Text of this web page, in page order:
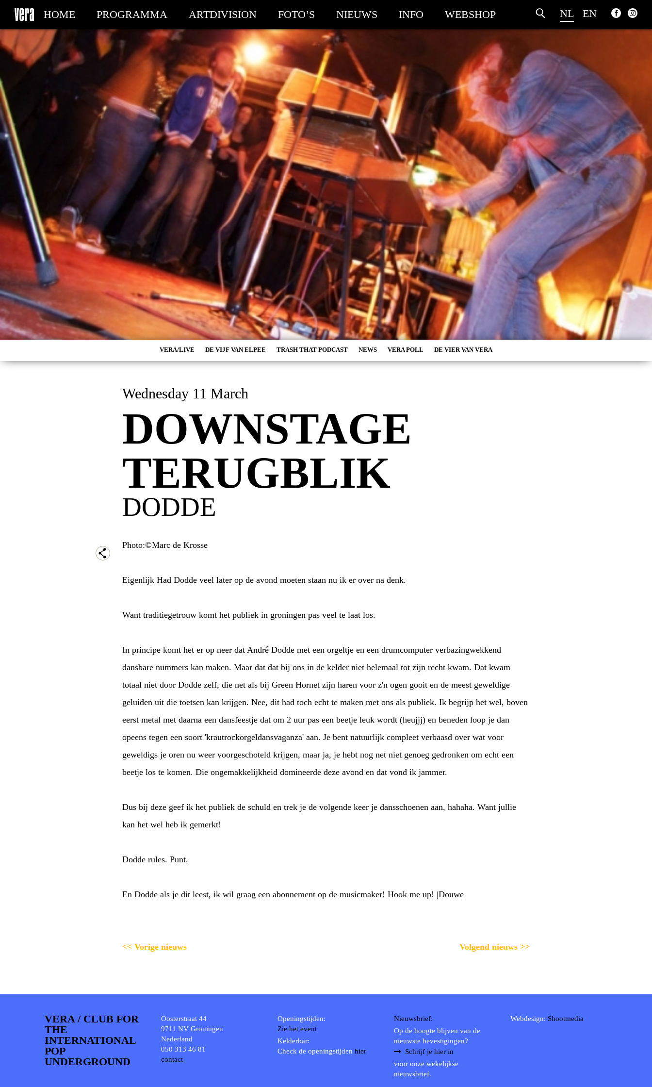
NL EN
HOME PROGRAMMA ARTDIVISION FOTO’S NIEUWS INFO WEBSHOP
MIJN TICKETS
VERA/LIVE DE VIJF VAN ELPEE TRASH THAT PODCAST NEWS VERA POLL DE VIER VAN VERA
Wednesday 11 March
DOWNSTAGE
TERUGBLIK
DODDE
Photo:©Marc de Krosse
Eigenlijk Had Dodde veel later op de avond moeten staan nu ik er over na denk.
Want traditiegetrouw komt het publiek in groningen pas veel te laat los.
In principe komt het er op neer dat André Dodde met een orgeltje en een drumcomputer verbazingwekkend
dansbare nummers kan maken. Maar dat dat bij ons in de kelder niet helemaal tot zijn recht kwam. Dat kwam
totaal niet door Dodde zelf, die net als bij Green Hornet zijn haren voor z'n ogen gooit en de meest geweldige
geluiden uit die toetsen kan krijgen. Nee, dit had toch echt te maken met ons als publiek. Ik begrijp het wel, boven
eerst metal met daarna een dansfeestje dat om 2 uur pas een beetje leuk wordt (heujjj) en beneden loop je dan
opeens tegen een soort 'krautrockorgeldansvaganza' aan. Je bent natuurlijk compleet verbaasd over wat voor
geweldigs je oren nu weer voorgeschoteld krijgen, maar ja, je hebt nog net niet genoeg gedronken om echt een
beetje los te komen. Die ongemakkelijkheid domineerde deze avond en dat vond ik jammer.
Dus bij deze geef ik het publiek de schuld en trek je de volgende keer je dansschoenen aan, hahaha. Want jullie
kan het wel heb ik gemerkt!
Dodde rules. Punt.
En Dodde als je dit leest, ik wil graag een abonnement op de musicmaker! Hook me up! |Douwe
<< Vorige nieuws Volgend nieuws >>
VERA / CLUB FOR
THE
INTERNATIONAL
POP
UNDERGROUND
Oosterstraat 44
9711 NV Groningen
Nederland
050 313 46 81
contact
Openingstijden:
Zie het event
Kelderbar:
Check de openingstijden hier
Nieuwsbrief:
Op de hoogte blijven van de
nieuwste bevestigingen?
Schrijf je hier in
voor onze wekelijkse
nieuwsbrief.
Webdesign: Shootmedia